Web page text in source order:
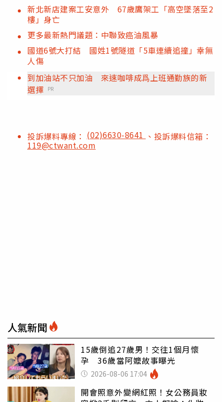
新北新店建案工安意外 67歲鷹架工「高空墜落至2
樓」身亡
更多最新熱門議題：中聯致癌油風暴
國道6號大打結 國姓1號隧道「5車連續追撞」幸無
人傷
到加油站不只加油 來速咖啡成爲上班通勤族的新
選擇 PR
投訴爆料專線： (02)6630-8641 、投訴爆料信箱：
119@ctwant.com
人氣新聞
15歲倒追27歲男！交往1個月懷
孕 36歲當阿嬤故事曝光
2026-08-06 17:04
開會照意外變網紅照！女公務員妝